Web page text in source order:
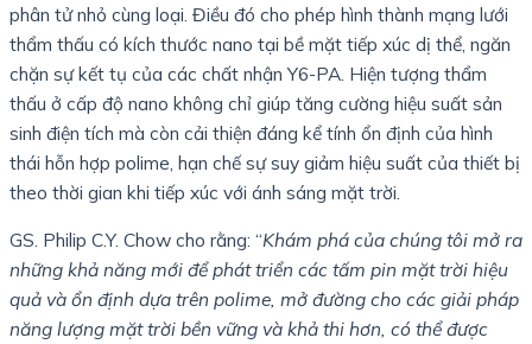
phân tử nhỏ cùng loại. Điều đó cho phép hình thành mạng lưới
thẩm thấu có kích thước nano tại bề mặt tiếp xúc dị thể, ngăn
chặn sự kết tụ của các chất nhận Y6-PA. Hiện tượng thẩm
thấu ở cấp độ nano không chỉ giúp tăng cường hiệu suất sản
sinh điện tích mà còn cải thiện đáng kể tính ổn định của hình
thái hỗn hợp polime, hạn chế sự suy giảm hiệu suất của thiết bị
theo thời gian khi tiếp xúc với ánh sáng mặt trời.
GS. Philip C.Y. Chow cho rằng: “Khám phá của chúng tôi mở ra
những khả năng mới để phát triển các tấm pin mặt trời hiệu
quả và ổn định dựa trên polime, mở đường cho các giải pháp
năng lượng mặt trời bền vững và khả thi hơn, có thể được